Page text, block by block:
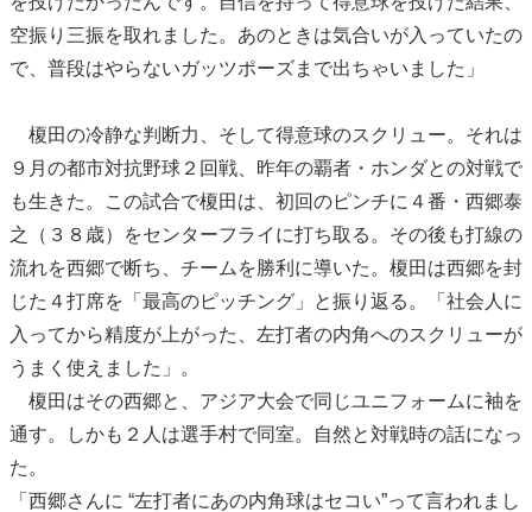
空振り三振を取れました。あのときは気合いが入っていたの
で、普段はやらないガッツポーズまで出ちゃいました」
榎田の冷静な判断力、そして得意球のスクリュー。それは
９月の都市対抗野球２回戦、昨年の覇者・ホンダとの対戦で
も生きた。この試合で榎田は、初回のピンチに４番・西郷泰
之（３８歳）をセンターフライに打ち取る。その後も打線の
流れを西郷で断ち、チームを勝利に導いた。榎田は西郷を封
じた４打席を「最高のピッチング」と振り返る。「社会人に
入ってから精度が上がった、左打者の内角へのスクリューが
うまく使えました」。
榎田はその西郷と、アジア大会で同じユニフォームに袖を
通す。しかも２人は選手村で同室。自然と対戦時の話になっ
た。
「西郷さんに “左打者にあの内角球はセコい”って言われまし